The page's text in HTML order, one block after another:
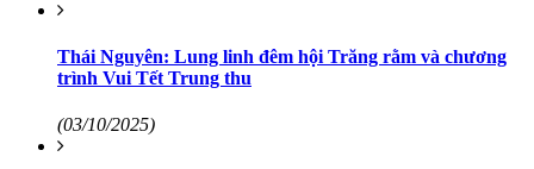
Thái Nguyên: Lung linh đêm hội Trăng rằm và chương
trình Vui Tết Trung thu
(03/10/2025)